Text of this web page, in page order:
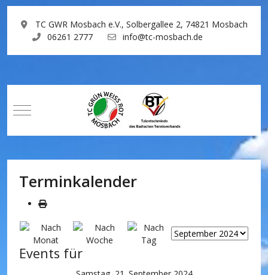
TC GWR Mosbach e.V., Solbergallee 2, 74821 Mosbach
06261 2777
info@tc-mosbach.de
Mobile Menu Toggle
Terminkalender
Events für